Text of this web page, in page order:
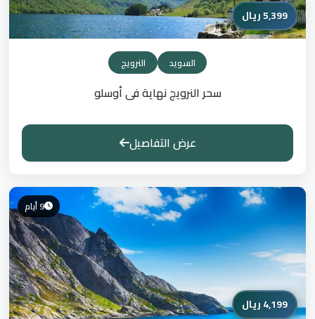
5,399 ريال
السويد النرويج
سحر النرويج نهاية فى أوسلو
عرض التفاصيل
9 أيام
4,199 ريال